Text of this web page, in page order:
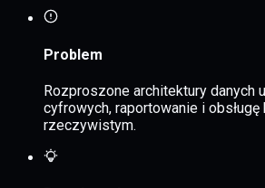
Problem
Rozproszone architektury danych
cyfrowych, raportowanie i
rzeczywistym.